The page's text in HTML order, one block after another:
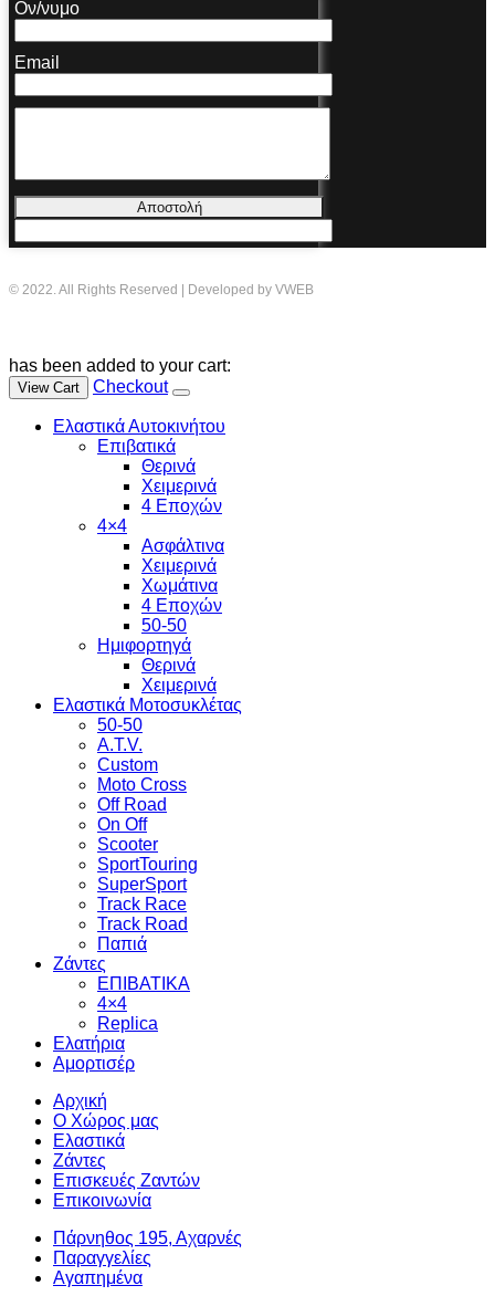
Ον/νυμο
Email
Αποστολή
© 2022. All Rights Reserved | Developed by VWEB
has been added to your cart:
View Cart Checkout
Ελαστικά Αυτοκινήτου
Επιβατικά
Θερινά
Χειμερινά
4 Εποχών
4×4
Ασφάλτινα
Χειμερινά
Χωμάτινα
4 Εποχών
50-50
Ημιφορτηγά
Θερινά
Χειμερινά
Ελαστικά Μοτοσυκλέτας
50-50
A.T.V.
Custom
Moto Cross
Off Road
On Off
Scooter
SportTouring
SuperSport
Track Race
Track Road
Παπιά
Ζάντες
ΕΠΙΒΑΤΙΚΑ
4×4
Replica
Ελατήρια
Αμορτισέρ
Αρχική
Ο Χώρος μας
Ελαστικά
Ζάντες
Επισκευές Ζαντών
Επικοινωνία
Πάρνηθος 195, Αχαρνές
Παραγγελίες
Αγαπημένα